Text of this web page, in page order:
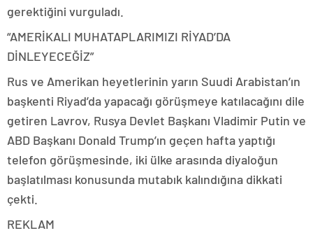
gerektiğini vurguladı.
“AMERİKALI MUHATAPLARIMIZI RİYAD’DA
DİNLEYECEĞİZ”
Rus ve Amerikan heyetlerinin yarın Suudi Arabistan’ın
başkenti Riyad’da yapacağı görüşmeye katılacağını dile
getiren Lavrov, Rusya Devlet Başkanı Vladimir Putin ve
ABD Başkanı Donald Trump’ın geçen hafta yaptığı
telefon görüşmesinde, iki ülke arasında diyaloğun
başlatılması konusunda mutabık kalındığına dikkati
çekti.
REKLAM